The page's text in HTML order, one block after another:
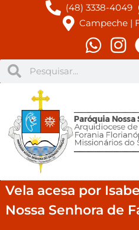
(48) 3338-4049
Campeche |
Vela acesa por
Nossa Senhora de